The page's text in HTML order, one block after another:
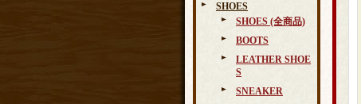
SHOES
SHOES (全商品)
BOOTS
LEATHER SHOE
S
SNEAKER